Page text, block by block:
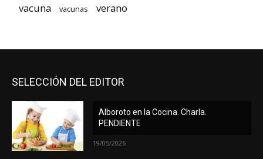
vacuna vacunas verano
SELECCIÓN DEL EDITOR
Alboroto en la Cocina. Charla.
PENDIENTE
19/05/2026